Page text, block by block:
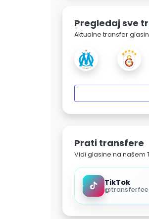
Pregledaj sve
Aktualne transfer
Prati transfere
Vidi glasine na našem
TikTok